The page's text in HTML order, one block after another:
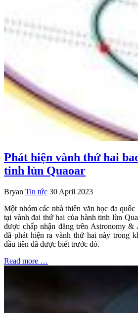
Phát hiện vành thứ hai
tinh lùn Quaoar
Bryan Tin tức 30 April 2023
Một nhóm các nhà thiên văn học đa quốc
tại vành đai thứ hai của hành tinh lùn
được chấp nhận đăng trên Astronomy &
đã phát hiện ra vành thứ hai này trong
đầu tiên đã được biết trước đó.
Read more …